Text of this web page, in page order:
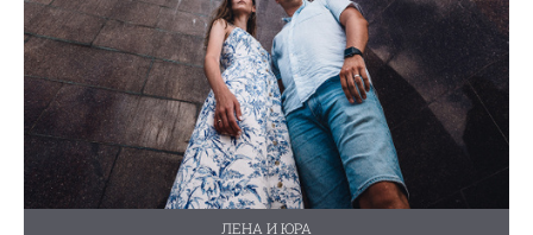
ЛЕНА И ЮРА